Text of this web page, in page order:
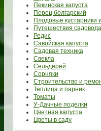
Пекинская капуста
Перец болгарский
Плодовые кустарники
Путешествия садовода
Редис
Савойская капуста
Садовая техника
Свекла
Сельдерей
Сорняки
Строительство и
Теплица и парник
Томаты
У-Дачные поделки
Цветная капуста
Цветы в саду